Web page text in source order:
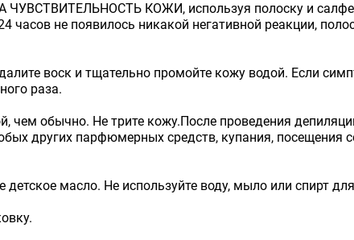
ЧУВСТВИТЕЛЬНОСТЬ КОЖИ, используя полоску и
часов не появилось никакой негативной реакции,
воск и тщательно промойте кожу водой. Если
раза.
чем обычно. Не трите кожу.После проведения
других парфюмерных средств, купания, посещения
масло. Не используйте воду, мыло или спирт